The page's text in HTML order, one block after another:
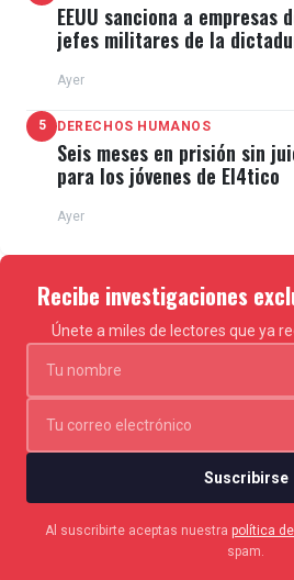
EEUU sanciona a empresas
jefes militares de la
Ayer
5 DERECHOS HUMANOS
Seis meses en prisión sin
para los jóvenes de El4tico
Ayer
Recibe investigaciones
Únete a miles de lectores que ya
Suscribirse
Al suscribirte aceptas nuestra política
spam.